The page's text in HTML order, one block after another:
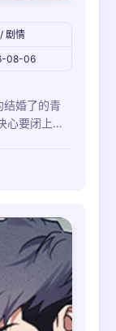
剧情
08-06
结婚了的青
心要闭上眼
据…‘要是我